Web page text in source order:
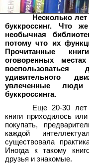
Несколько
буккроссинг. Что
необычная
потому что их
Прочитанные
оговоренных
воспользоваться
удивительного
увлеченные
буккроссинга.
Еще 20-30 лет
книги приходилось
покупать,
каждой
существовала
Иногда к такому
друзья и знакомые.